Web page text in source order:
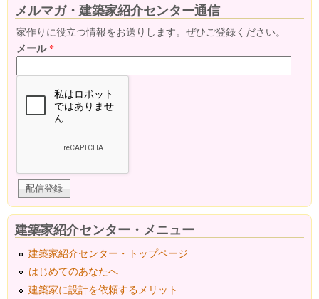
メルマガ・建築家紹介センター通信
家作りに役立つ情報をお送りします。ぜひご登録ください。
メール*
建築家紹介センター・メニュー
建築家紹介センター・トップページ
はじめてのあなたへ
建築家に設計を依頼するメリット